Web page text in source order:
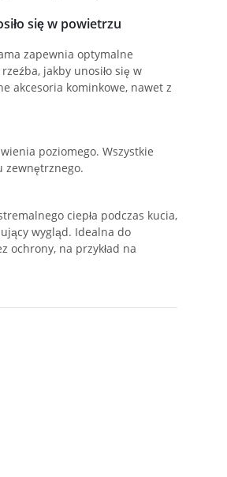
się w powietrzu
zapewnia optymalne
jakby unosiło się w
akcesoria kominkowe, nawet z
poziomego. Wszystkie
zewnętrznego.
ciepła podczas kucia,
wygląd. Idealna do
ochrony, na przykład na